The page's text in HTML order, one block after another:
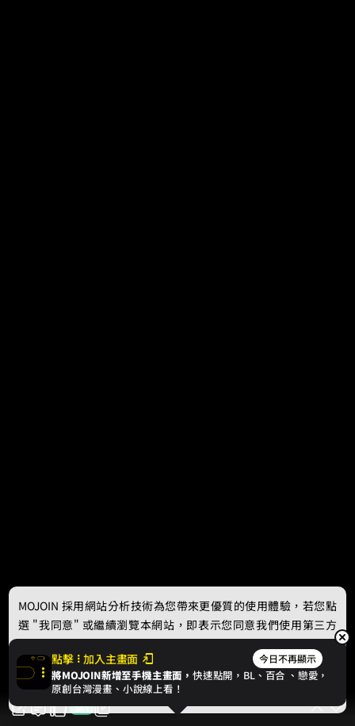
363
點擊 加入主畫面 今日不再顯示
將MOJOIN新增至手機主畫面，快速點開，BL、 百合 、戀愛，
原創台灣漫畫、小說線上看！
MOJOIN 採用網站分析技術為您帶來更優質的使用體驗，若您點
選 "我同意" 或繼續瀏覽本網站，即表示您同意我們使用第三方
Cookie，欲瞭解更多資訊請見隱私權政策。
我同意